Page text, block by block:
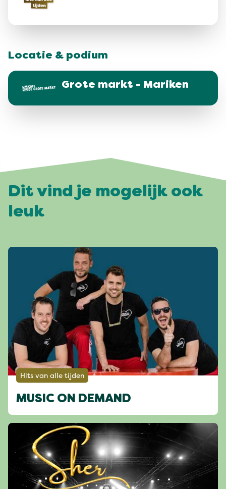
Locatie & podium
Grote markt - Mariken
Dit vind je mogelijk ook
leuk
Hits van alle tijden
MUSIC ON DEMAND